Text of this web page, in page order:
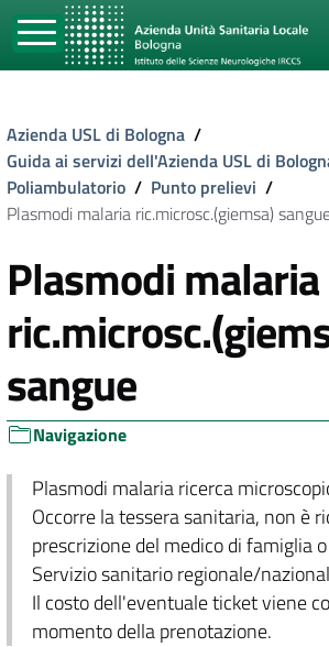
Azienda USL di Bologna /
Guida ai servizi dell'Azienda USL di
Poliambulatorio / Punto prelievi /
Plasmodi malaria ric.microsc.(giemsa)
Plasmodi malaria
sangue
Navigazione
Plasmodi malaria ricerca
Occorre la tessera sanitaria, non è
prescrizione del medico di famiglia
Servizio sanitario regionale/
Il costo dell'eventuale ticket viene
momento della prenotazione.